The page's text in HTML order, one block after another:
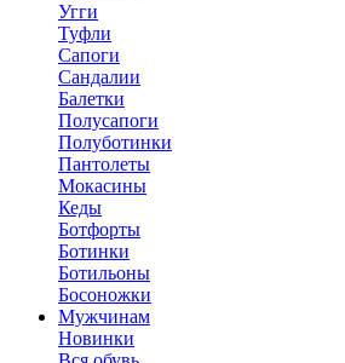
Угги
Туфли
Сапоги
Сандалии
Балетки
Полусапоги
Полуботинки
Пантолеты
Мокасины
Кеды
Ботфорты
Ботинки
Ботильоны
Босоножки
Мужчинам
Новинки